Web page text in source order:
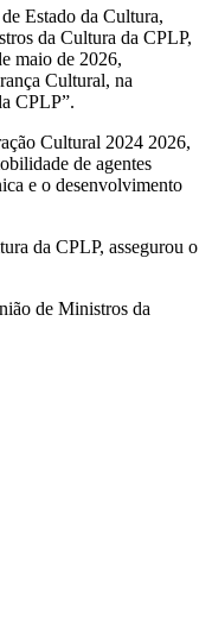
Estado da Cultura,
da Cultura da CPLP,
maio de 2026,
Cultural, na
CPLP”.
Cultural 2024 2026,
de agentes
e o desenvolvimento
da CPLP, assegurou o
de Ministros da